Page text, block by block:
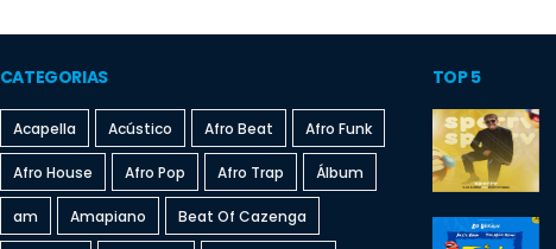
CATEGORIAS
Acapella Acústico Afro Beat Afro Funk
Afro House Afro Pop Afro Trap Álbum
am Amapiano Beat Of Cazenga
TOP 5